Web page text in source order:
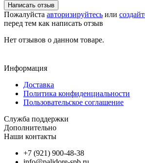
Написать отзыв
Пожалуйста авторизируйтесь или
перед тем как написать отзыв
Нет отзывов о данном товаре.
Информация
Доставка
Политика конфиденциальности
Пользовательское соглашение
Служба поддержки
Дополнительно
Наши контакты
+7 (921) 900-48-38